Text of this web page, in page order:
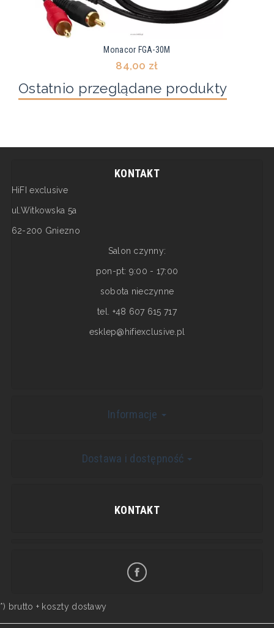
Monacor FGA-30M
84,00 zł
Ostatnio przeglądane produkty
KONTAKT
HiFI exclusive
ul.Witkowska 5a
62-200 Gniezno
Salon czynny:
pon-pt: 9:00 - 17:00
sobota nieczynne
tel. +48 607 615 717
esklep@hifiexclusive.pl
Informacje
Dostawa i dostępność
KONTAKT
*) brutto + koszty dostawy